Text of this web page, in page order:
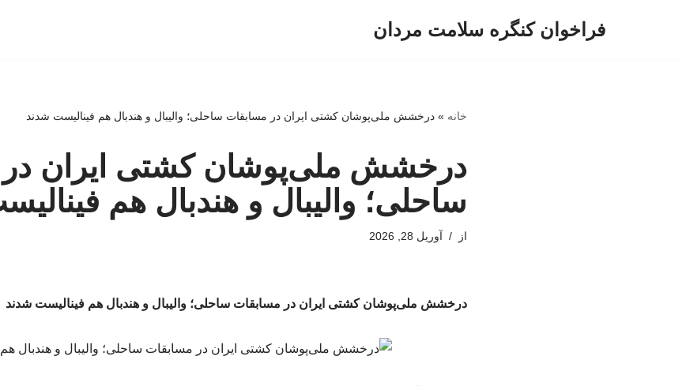
فراخوان کنگره سلامت مردان
خانه »درخشش ملی‌پوشان کشتی ایران در مسابقات ساحلی؛ والیبال و هندبال هم فینالیست شدند
درخشش ملی‌پوشان کشتی ایران
ساحلی؛ والیبال و هندبال هم
از آوریل 28, 2026
درخشش ملی‌پوشان کشتی ایران در مسابقات ساحلی؛ والیبال و هندبال هم فینالیست شدند